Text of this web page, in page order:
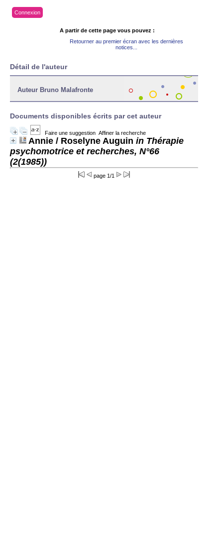
Connexion
A partir de cette page vous pouvez :
Retourner au premier écran avec les dernières
notices...
Détail de l'auteur
Auteur Bruno Malafronte
Documents disponibles écrits par cet auteur
Faire une suggestion Affiner la recherche
Annie / Roselyne Auguin in Thérapie
psychomotrice et recherches, N°66
(2(1985))
page 1/1